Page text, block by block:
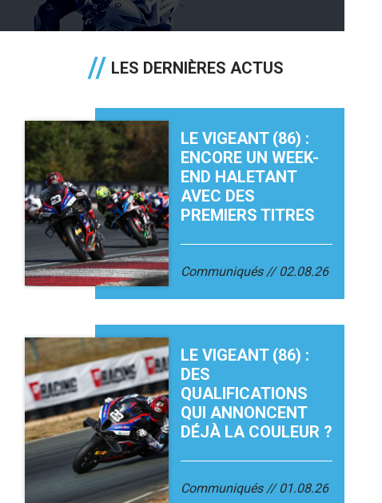
LES DERNIÈRES ACTUS
LE VIGEANT (86) :
ENCORE UN WEEK-
END HALETANT
AVEC DES
PREMIERS TITRES
Communiqués 02.08.26
LE VIGEANT (86) :
DES
QUALIFICATIONS
QUI ANNONCENT
DÉJÀ LA COULEUR ?
Communiqués 01.08.26